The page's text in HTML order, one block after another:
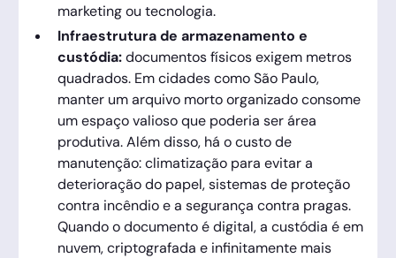
marketing ou tecnologia.
Infraestrutura de armazenamento e
custódia:documentos físicos exigem metros
quadrados. Em cidades como São Paulo,
manter um arquivo morto organizado consome
um espaço valioso que poderia ser área
produtiva. Além disso, há o custo de
manutenção: climatização para evitar a
deterioração do papel, sistemas de proteção
contra incêndio e a segurança contra pragas.
Quando o documento é digital, a custódia é em
nuvem, criptografada e infinitamente mais